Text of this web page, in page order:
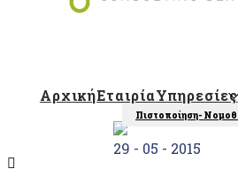
ΑρχικήΕταιρίαΥπηρεσίες
Isolution Blog
Πιστοποίηση-
29 - 05 - 2015